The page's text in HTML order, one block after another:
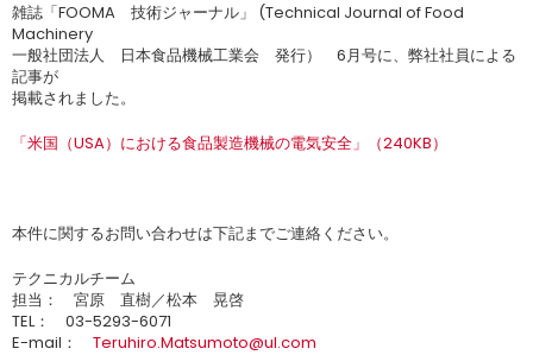
雑誌「FOOMA 技術ジャーナル」 (Technical Journal of Food
Machinery
一般社団法人 日本食品機械工業会 発行） 6月号に、弊社社員による
記事が
掲載されました。
「米国（USA）における食品製造機械の電気安全」（240KB）
本件に関するお問い合わせは下記までご連絡ください。
テクニカルチーム
担当： 宮原 直樹／松本 晃啓
TEL： 03-5293-6071
E-mail： Teruhiro.Matsumoto@ul.com